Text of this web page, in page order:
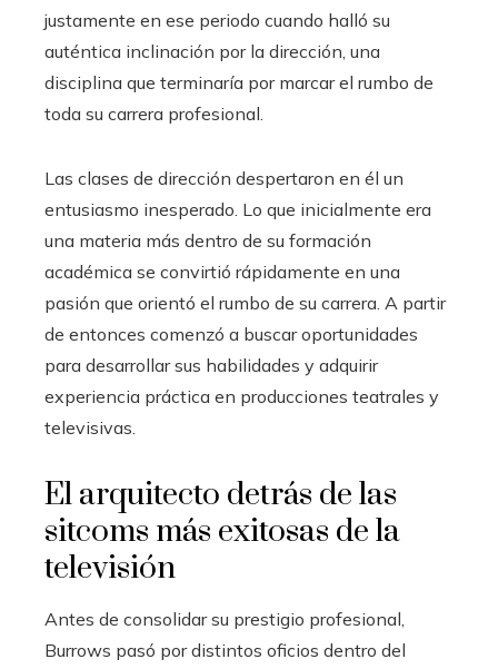
justamente en ese periodo cuando halló su
auténtica inclinación por la dirección, una
disciplina que terminaría por marcar el rumbo de
toda su carrera profesional.
Las clases de dirección despertaron en él un
entusiasmo inesperado. Lo que inicialmente era
una materia más dentro de su formación
académica se convirtió rápidamente en una
pasión que orientó el rumbo de su carrera. A partir
de entonces comenzó a buscar oportunidades
para desarrollar sus habilidades y adquirir
experiencia práctica en producciones teatrales y
televisivas.
El arquitecto detrás de las
sitcoms más exitosas de la
televisión
Antes de consolidar su prestigio profesional,
Burrows pasó por distintos oficios dentro del